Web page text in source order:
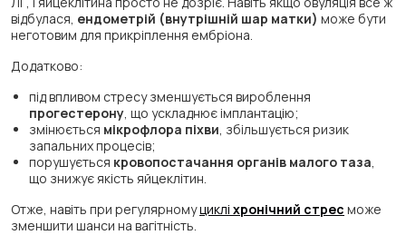
відбулася, ендометрій (внутрішній шар матки) може бути
неготовим для прикріплення ембріона.
Додатково:
під впливом стресу зменшується вироблення
прогестерону , що ускладнює імплантацію;
змінюється мікрофлора піхви , збільшується ризик
запальних процесів;
порушується кровопостачання органів малого таза
що знижує якість яйцеклітин.
Отже, навіть при регулярномуциклі хронічний стрес може
зменшити шанси на вагітність.